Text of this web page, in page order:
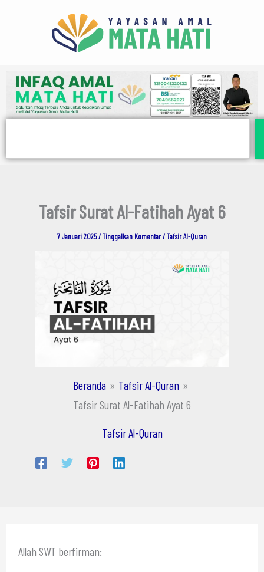
Tafsir Surat Al-Fatihah Ayat 6
7 Januari 2025/Tinggalkan Komentar/Tafsir Al-Quran
Beranda
Tafsir Al-Quran
Tafsir Surat Al-Fatihah Ayat 6
Tafsir Al-Quran
Allah SWT berfirman: